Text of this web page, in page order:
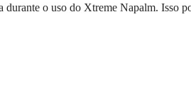
durante o uso do Xtreme Napalm. Isso